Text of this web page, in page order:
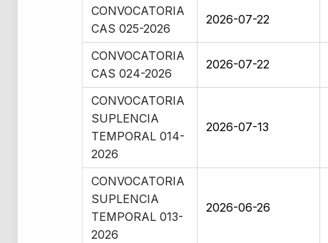
CONVOCATORIA
CAS 025-2026
2026-07-22
CONVOCATORIA
CAS 024-2026
2026-07-22
CONVOCATORIA
SUPLENCIA
TEMPORAL 014-
2026
2026-07-13
CONVOCATORIA
SUPLENCIA
TEMPORAL 013-
2026
2026-06-26